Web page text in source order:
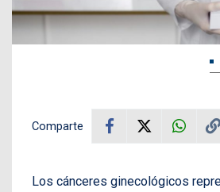
Comparte
Los cánceres ginecológicos